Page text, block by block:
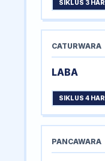
SIKLUS 3 HARI
CATURWARA
LABA
SIKLUS 4 HARI
PANCAWARA